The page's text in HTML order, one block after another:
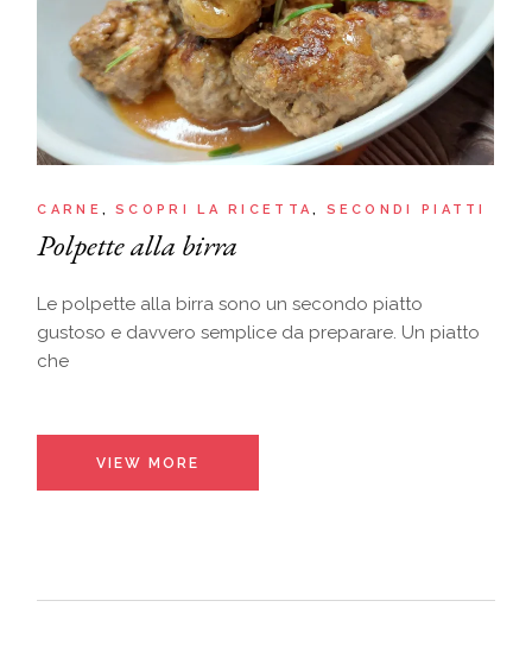
CARNE SCOPRI LA RICETTA SECONDI PIATTI
Polpette alla birra
Le polpette alla birra sono un secondo piatto
gustoso e davvero semplice da preparare. Un piatto
che
VIEW MORE